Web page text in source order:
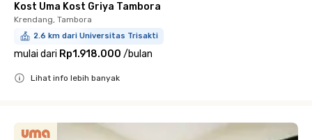
Kost Uma Kost Griya Tambora
Krendang, Tambora
2.6 km dari Universitas Trisakti
mulai dari Rp1.918.000 /bulan
Lihat info lebih banyak